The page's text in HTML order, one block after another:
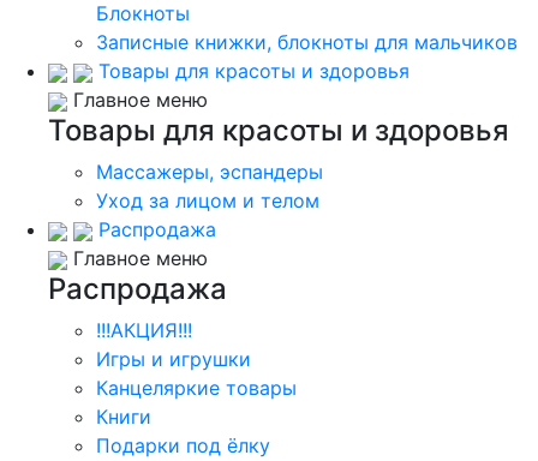
Блокноты
Записные книжки, блокноты для мальчиков
Товары для красоты и здоровья
Главное меню
Товары для красоты и здоровья
Массажеры, эспандеры
Уход за лицом и телом
Распродажа
Главное меню
Распродажа
!!!АКЦИЯ!!!
Игры и игрушки
Канцеляркие товары
Книги
Подарки под ёлку